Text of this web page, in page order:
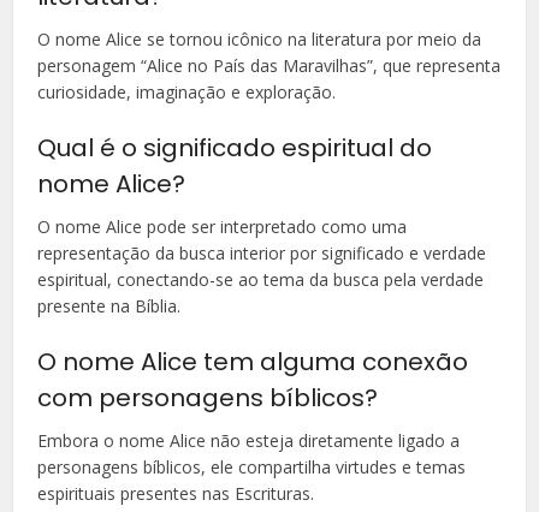
O nome Alice se tornou icônico na literatura por meio da
personagem “Alice no País das Maravilhas”, que representa
curiosidade, imaginação e exploração.
Qual é o significado espiritual do
nome Alice?
O nome Alice pode ser interpretado como uma
representação da busca interior por significado e verdade
espiritual, conectando-se ao tema da busca pela verdade
presente na Bíblia.
O nome Alice tem alguma conexão
com personagens bíblicos?
Embora o nome Alice não esteja diretamente ligado a
personagens bíblicos, ele compartilha virtudes e temas
espirituais presentes nas Escrituras.